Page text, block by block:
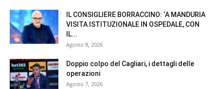
IL CONSIGLIERE BORRACCINO: ‘A MANDURIA
VISITA ISTITUZIONALE IN OSPEDALE, CON
IL...
Agosto 8, 2026
Doppio colpo del Cagliari, i dettagli delle
operazioni
Agosto 7, 2026